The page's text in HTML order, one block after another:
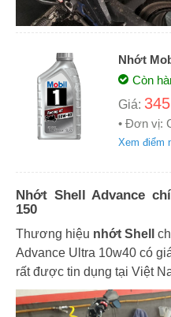
Nhớt
Còn
Giá:
• Đơn vị:
Xem điểm
Nhớt Shell Advance
150
Thương hiệu nhớt Shell
Advance Ultra 10w40 có
rất được tin dụng tại Việt